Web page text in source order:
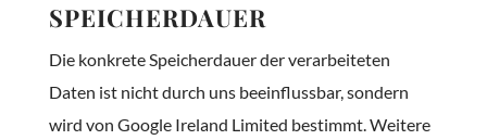
SPEICHERDAUER
Die konkrete Speicherdauer der verarbeiteten
Daten ist nicht durch uns beeinflussbar, sondern
wird von Google Ireland Limited bestimmt. Weitere